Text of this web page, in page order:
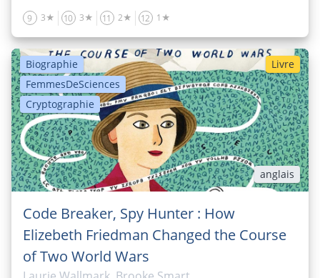
9 3★ 10 3★ 11 2★ 12 1★
Biographie
FemmesDeSciences
Cryptographie
Livre
anglais
Code Breaker, Spy Hunter : How
Elizebeth Friedman Changed the Course
of Two World Wars